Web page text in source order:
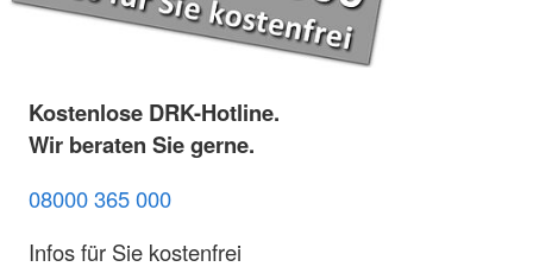
Kostenlose DRK-Hotline.
Wir beraten Sie gerne.
08000 365 000
Infos für Sie kostenfrei